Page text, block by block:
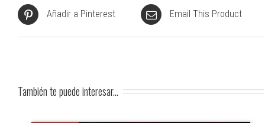
Añadir a Pinterest Email This Product
También te puede interesar...